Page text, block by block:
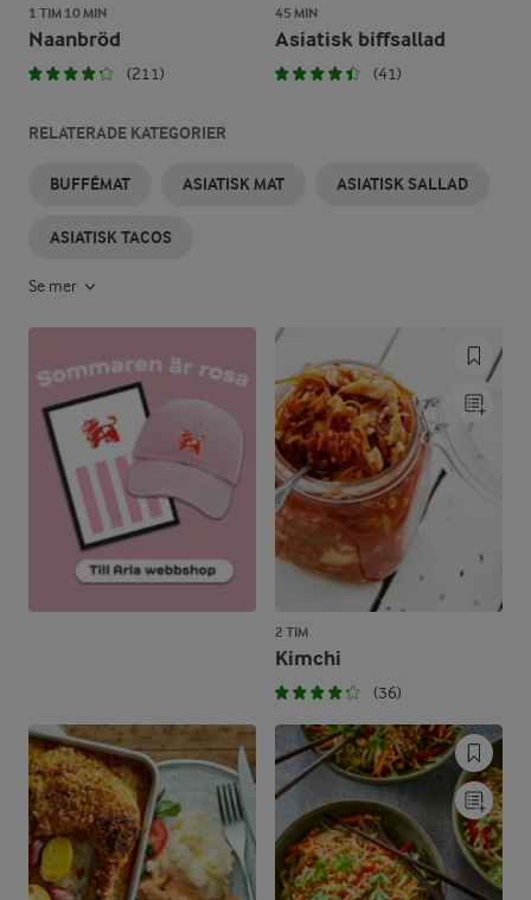
1 TIM 10 MIN
Naanbröd
(211)
45 MIN
Asiatisk biffsallad
(41)
RELATERADE KATEGORIER
BUFFÉMAT ASIATISK MAT ASIATISK SALLAD
ASIATISK TACOS
Se mer
2 TIM
Kimchi
(36)